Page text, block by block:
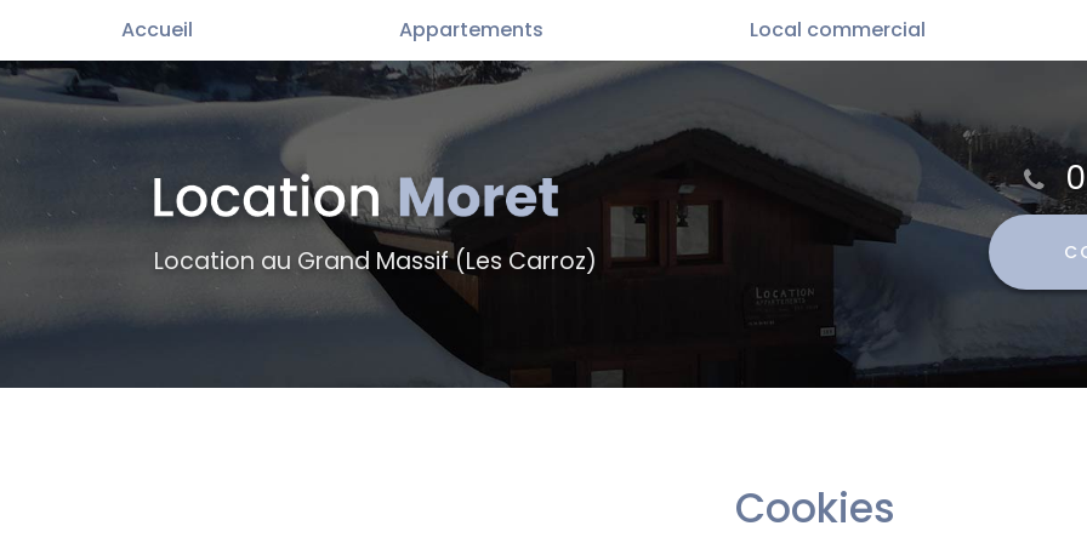
contenu
principal
Accueil Appartements Local commercial
Location au Grand Massif (Les Carroz)
Cookies